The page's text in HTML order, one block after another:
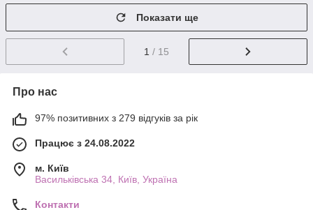
Показати ще
1 / 15
Про нас
97% позитивних з 279 відгуків за рік
Працює з 24.08.2022
м. Київ
Васильківська 34, Київ, Україна
Контакти